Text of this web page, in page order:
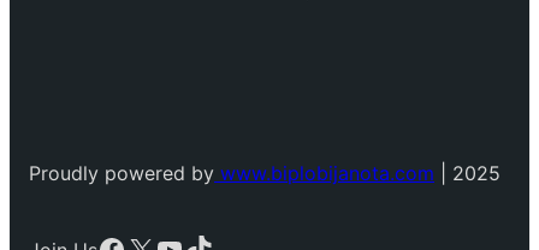
Proudly powered by www.biplobijanota.com | 2025